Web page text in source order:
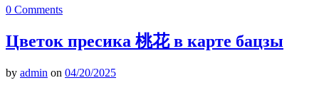
0 Comments
Цветок пресика 桃花 в карте бацзы
by admin on 04/20/2025